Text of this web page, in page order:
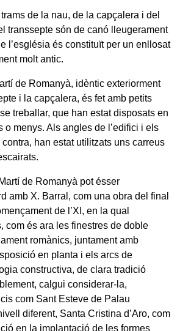
de la nau, de la capçalera i del
transsepte són de canó lleugerament
l’església és constituït per un enllosat
molt antic.
de Romanyà, idèntic exteriorment
i la capçalera, és fet amb petits
treballar, que han estat disposats en
o menys. Als angles de l’edifici i els
han estat utilitzats uns carreus
de Romanyà pot ésser
amb X. Barral, com una obra del final
de l’XI, en la qual
com és ara les finestres de doble
romànics, juntament amb
en planta i els arcs de
constructiva, de clara tradició
calgui considerar-la,
com Sant Esteve de Palau
diferent, Santa Cristina d’Aro, com
en la implantació de les formes